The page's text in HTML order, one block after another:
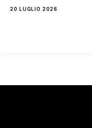
20 LUGLIO 2026